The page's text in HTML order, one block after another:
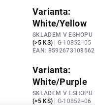
Varianta:
White/Yellow
SKLADEM V ESHOPU
(>5 KS) | G-10852--05
EAN: 8592673108562
Varianta:
White/Purple
SKLADEM V ESHOPU
(>5 KS) | G-10852--06